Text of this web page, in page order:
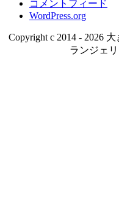
コメントフィード
WordPress.org
Copyright c 2014 - 2026
ランジェリ